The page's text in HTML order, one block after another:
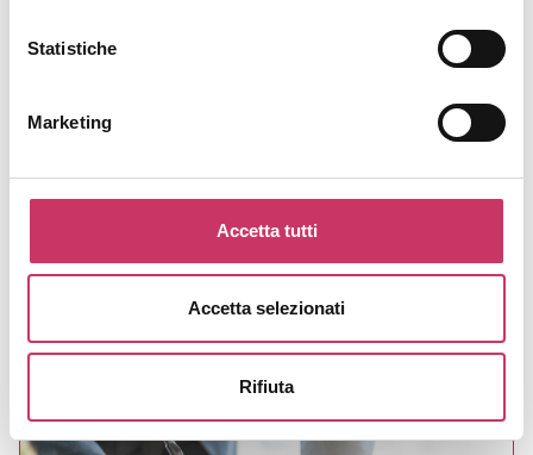
Statistiche
Marketing
Accetta tutti
Accetta selezionati
Rifiuta
Il Green Pass è ufficialmente obbligatorio per
Consiglio dei Ministri, in data 12 ottobre 2021 ha
firmato il D.P.C.M. con le modalità di verifica del
Ministeri di Salute, […]